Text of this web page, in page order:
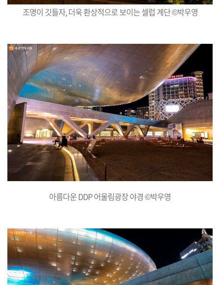
조명이 깃들자, 더욱 환상적으로 보이는 셀럽 계단 ©박우영
아름다운 DDP 어울림광장 야경 ©박우영